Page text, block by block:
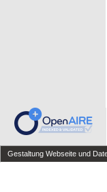
Gestaltung Webseite und